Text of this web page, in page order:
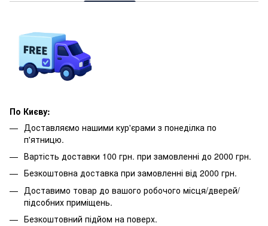
По Києву:
Доставляємо нашими кур'єрами з понеділка по
п'ятницю.
Вартість доставки 100 грн. при замовленні до 2000 грн.
Безкоштовна доставка при замовленні від 2000 грн.
Доставимо товар до вашого робочого місця/дверей/
підсобних приміщень.
Безкоштовний підйом на поверх.